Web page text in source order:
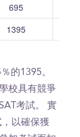
695
1395
的1395。
校具有競爭
考試。 實
以確保獲